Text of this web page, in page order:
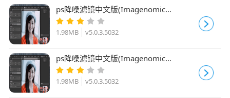
ps降噪滤镜中文版(Imagenomic
Noiseware Pro) 32位 v5.0.3.5032 绿色
免费版
1.98MB v5.0.3.5032
ps降噪滤镜中文版(Imagenomic
Noiseware Pro) 64位 v5.0.3.5032 绿色
免费版
1.98MB v5.0.3.5032